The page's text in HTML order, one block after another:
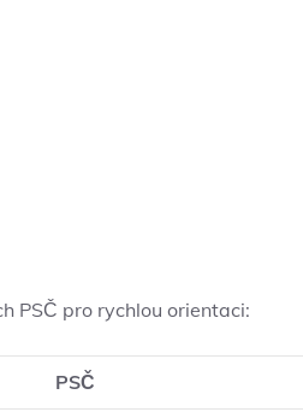
PSČ pro rychlou orientaci:
PSČ